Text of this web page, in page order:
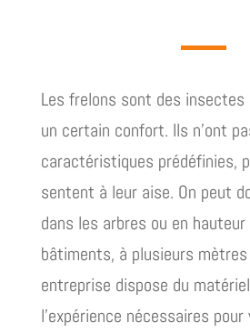
Les frelons sont des
un certain confort. Ils n’ont
caractéristiques prédéfinies,
sentent à leur aise. On peut
dans les arbres ou en
bâtiments, à plusieurs
entreprise dispose du
l’expérience nécessaires